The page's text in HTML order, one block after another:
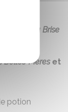
Angélica Brise
Belles-Mèreset
potion